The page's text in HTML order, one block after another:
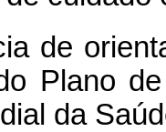
de
Plano
da